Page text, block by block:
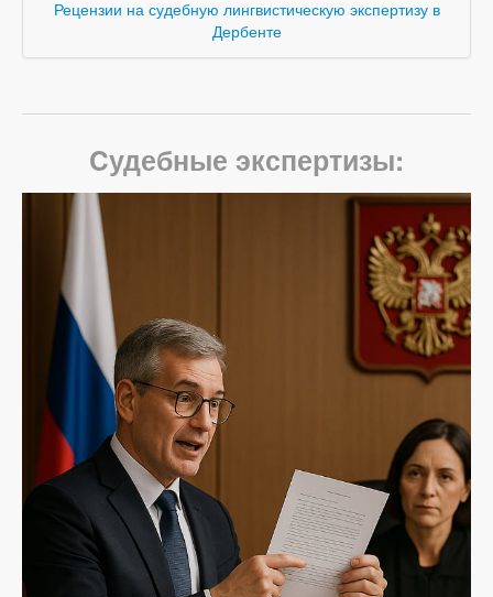
Рецензии на судебную лингвистическую экспертизу в
Дербенте
Cудебные экспертизы: